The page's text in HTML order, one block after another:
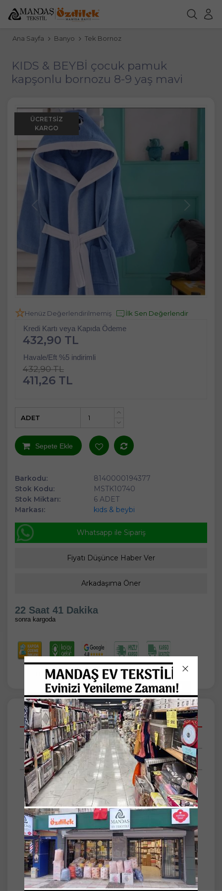
Ana Sayfa Banyo Tek Bornoz
KIDS & BEYBİ çocuk pamuk
kapşonlu bornozu 8-9 yaş mavi
ÜCRETSIZ
KARGO
Henüz Değerlendirilmemiş İlk Sen Değerlendir
Kredi Kartı veya Kapıda Ödeme
432,90 TL
Havale/Eft %5 indirimli
432,90 TL
411,26 TL
+
ADET
Sepete Ekle
Barkodu:
8140000194377
Stok Kodu:
MSTK10740
Stok Miktarı:
6 ADET
Markası:
kıds & beybi
Whatsapp ile Sipariş
Fiyatı Düşünce Haber Ver
Arkadaşıma Öner
22 Saat 41 Dakika
sonra kargoda
Açıklamalar
Taksit Seçenekleri
Tüm Yorumlar
Ürün Adı : Kapşonlu %100 Pamuklu Çocuk
Bornoz
Ürün Açıklaması : - Kapşonlu Kulaklı %100
Pamuklu Çocuk Bornoz -Ürünlerimiz %100
Pamuktur.Çocukların hassas tenine uygun
yumuşak dokuludur.Su emiciliği yüksek ve
kaliteli bir üründür.Çocuk bornozlarımız
tavşan desenlidir ve resimdeki ile birebir aynı
üründür.6-12 yaş aralı